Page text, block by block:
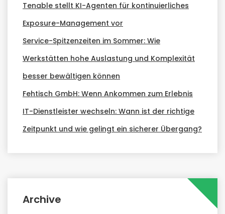
Tenable stellt KI-Agenten für kontinuierliches
Exposure-Management vor
Service-Spitzenzeiten im Sommer: Wie
Werkstätten hohe Auslastung und Komplexität
besser bewältigen können
Fehtisch GmbH: Wenn Ankommen zum Erlebnis
IT-Dienstleister wechseln: Wann ist der richtige
Zeitpunkt und wie gelingt ein sicherer Übergang?
Archive